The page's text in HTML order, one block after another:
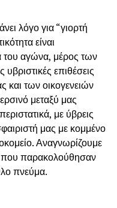
λόγο για “γιορτή
είναι
του αγώνα, μέρος των
επιθέσεις
και των οικογενειών
μεταξύ μας
με ύβρεις
μας με κομμένο
Αναγνωρίζουμε
παρακολούθησαν
πνεύμα.